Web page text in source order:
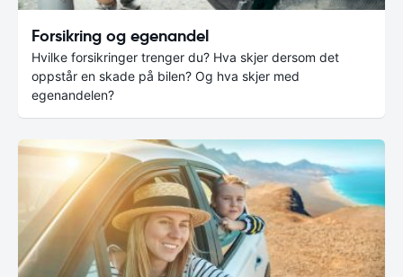
Forsikring og egenandel
Hvilke forsikringer trenger du? Hva skjer dersom det
oppstår en skade på bilen? Og hva skjer med
egenandelen?